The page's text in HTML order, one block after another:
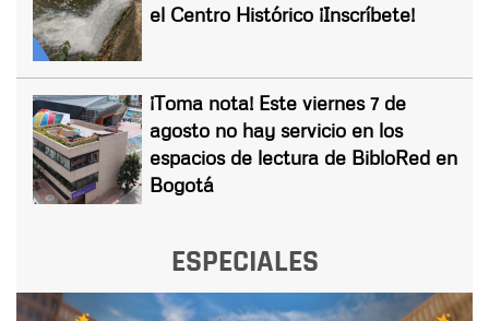
el Centro Histórico ¡Inscríbete!
¡Toma nota! Este viernes 7 de
agosto no hay servicio en los
espacios de lectura de BibloRed en
Bogotá
ESPECIALES